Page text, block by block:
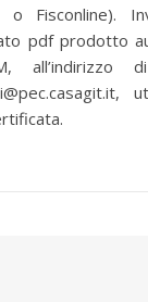
o Fisconline).
pdf prodotto
all’indirizzo
,